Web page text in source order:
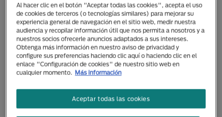
Al hacer clic en el botón "Aceptar todas las cookies", acepta el uso
de cookies de terceros (o tecnologías similares) para mejorar su
experiencia general de navegación en el sitio web, medir nuestra
audiencia y recopilar información útil que nos permita a nosotros y a
nuestros socios ofrecerle anuncios adaptados a sus intereses.
Obtenga más información en nuestro aviso de privacidad y
configure sus preferencias haciendo clic aquí o haciendo clic en el
enlace "Configuración de cookies" de nuestro sitio web en
cualquier momento. Más información
Aceptar todas las cookies